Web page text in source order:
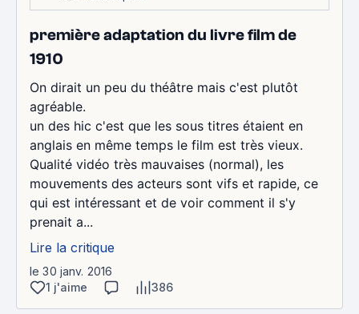
première adaptation du livre film de
1910
On dirait un peu du théâtre mais c'est plutôt
agréable.
un des hic c'est que les sous titres étaient en
anglais en même temps le film est très vieux.
Qualité vidéo très mauvaises (normal), les
mouvements des acteurs sont vifs et rapide, ce
qui est intéressant et de voir comment il s'y
prenait a...
Lire la critique
le 30 janv. 2016
1 j'aime
386